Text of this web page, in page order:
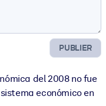
PUBLIER
del 2008 no fue
económico en